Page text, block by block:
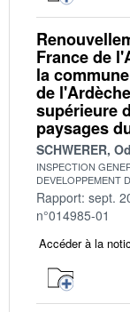
France de
la
de
supérieure
paysages
SCHWERER,
INSPECTION
DEVELOPPEMENT
Rapport: sept.
n°014985-01
Accéder à la